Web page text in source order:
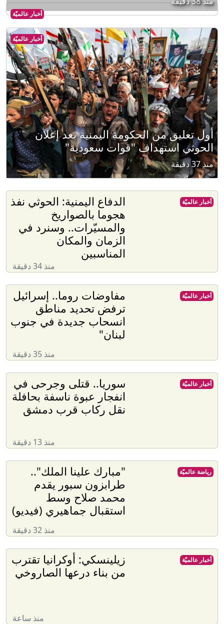
أخبار عالميّة
أخبار عالميّة
أول تعليق من الحكومة اليمنية بعد إعلان
الحوثي استهداف "قوات سعودية"
منذ 37 دقيقة
الدفاع اليمنية: الحوثي نفذ
هجوما بالصواريخ
والمسيّرات.. وسنرد في
الزمان والمكان
المناسبين
منذ 34 دقيقة
أخبار عالميّة
مفاوضات روما.. إسرائيل
ترفض تحديد مناطق
انسحاب جديدة في جنوب
لبنان"
منذ 35 دقيقة
أخبار عالميّة
سوريا.. قتلى وجرحى في
انفجار عبوة ناسفة بحافلة
نقل ركاب قرب دمشق
منذ 13 دقيقة
أخبار عالميّة
"مبارك علينا الملك"..
طرابزون سبور يقدم
محمد صلاح وسط
استقبال جماهيري (فيديو)
منذ 32 دقيقة
رياضة عالميّة
زيلينسكي: أوكرانيا تقترب
من بناء درعها الصاروخي
منذ ساعة
أخبار عالميّة